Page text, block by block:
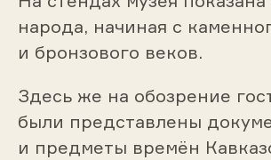
народа, начиная с
и бронзового веков.
Здесь же на обозрение
были представлены
и предметы времён